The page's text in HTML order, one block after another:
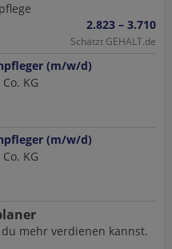
2.823 – 3.710
Schätzt GEHALT.de
(m/w/d)
KG
(m/w/d)
KG
mehr verdienen kannst.